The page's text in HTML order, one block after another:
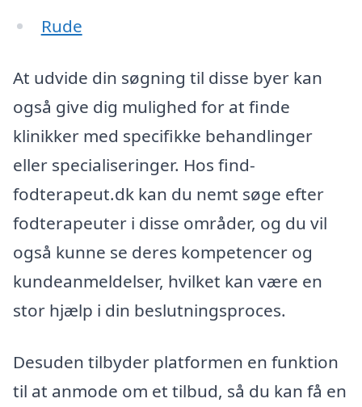
Rude
At udvide din søgning til disse byer kan
også give dig mulighed for at finde
klinikker med specifikke behandlinger
eller specialiseringer. Hos find-
fodterapeut.dk kan du nemt søge efter
fodterapeuter i disse områder, og du vil
også kunne se deres kompetencer og
kundeanmeldelser, hvilket kan være en
stor hjælp i din beslutningsproces.
Desuden tilbyder platformen en funktion
til at anmode om et tilbud, så du kan få en